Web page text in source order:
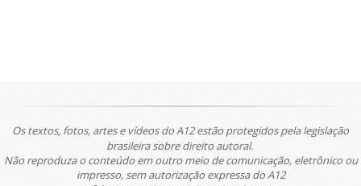
Os textos, fotos, artes e vídeos do A12 estão protegidos pela legislação
brasileira sobre direito autoral.
Não reproduza o conteúdo em outro meio de comunicação, eletrônico ou
impresso, sem autorização expressa do A12